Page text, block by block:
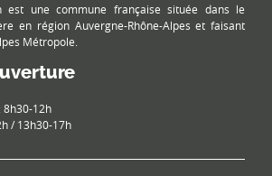
est une commune française située dans le
en région Auvergne-Rhône-Alpes et faisant
Métropole.
8h30-12h
/ 13h30-17h